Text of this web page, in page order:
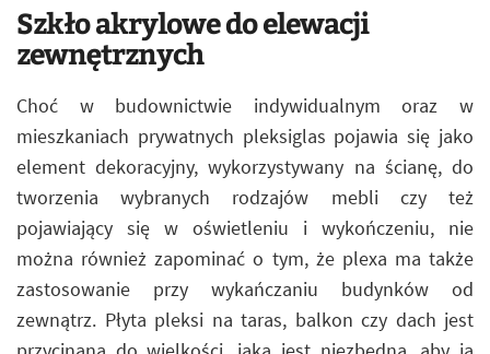
Szkło akrylowe do elewacji
zewnętrznych
Choć w budownictwie indywidualnym oraz w
mieszkaniach prywatnych pleksiglas pojawia się jako
element dekoracyjny, wykorzystywany na ścianę, do
tworzenia wybranych rodzajów mebli czy też
pojawiający się w oświetleniu i wykończeniu, nie
można również zapominać o tym, że plexa ma także
zastosowanie przy wykańczaniu budynków od
zewnątrz. Płyta pleksi na taras, balkon czy dach jest